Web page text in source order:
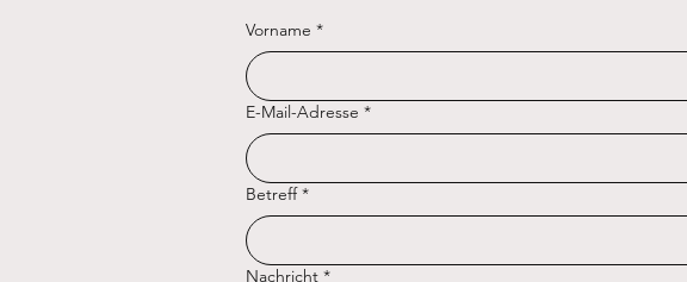
Vorname *
E-Mail-Adresse *
Betreff *
Nachricht *